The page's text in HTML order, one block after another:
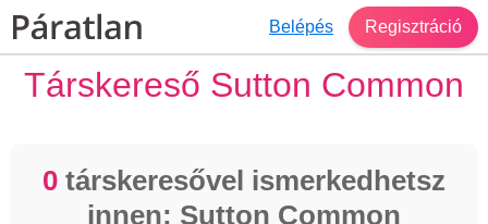
Belépés Regisztráció
Társkereső Sutton Common
0 társkeresővel ismerkedhetsz
innen: Sutton Common